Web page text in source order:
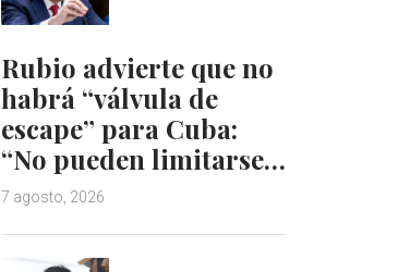
Rubio advierte que no
habrá “válvula de
escape” para Cuba:
“No pueden limitarse…
7 agosto, 2026